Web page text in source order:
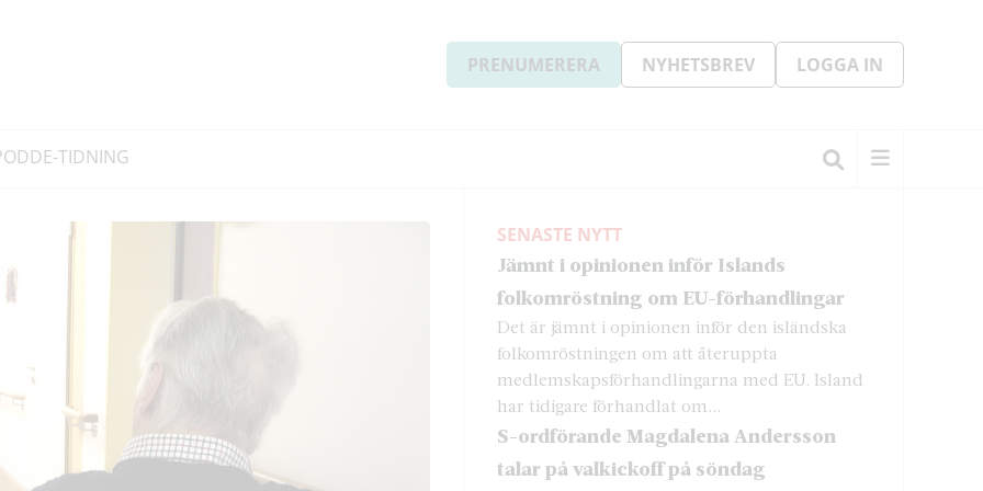
PRENUMERERA NYHETSBREV LOGGA IN
E-TIDNING
SENASTE NYTT
Jämnt i opinionen inför Islands
folkomröstning om EU-förhandlingar
Det är jämnt i opinionen inför den isländska
folkomröstningen om att återuppta
medlemskapsförhandlingarna med EU. Island
har tidigare förhandlat om...
S-ordförande Magdalena Andersson
talar på valkickoff på söndag